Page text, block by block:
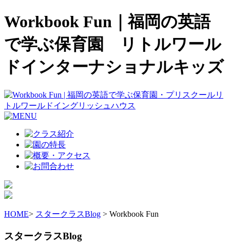
Workbook Fun｜福岡の英語
で学ぶ保育園 リトルワール
ドインターナショナルキッズ
HOME> スタークラスBlog > Workbook Fun
スタークラスBlog